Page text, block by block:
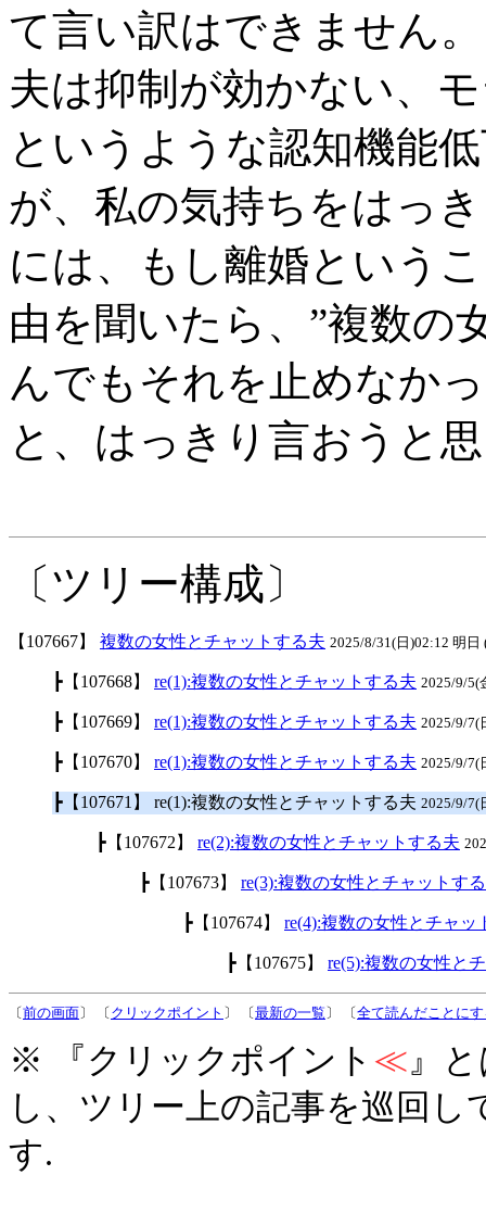
て言い訳はできません。
夫は抑制が効かない、
というような認知機能
が、私の気持ちをはっ
には、もし離婚という
由を聞いたら、”複数の
んでもそれを止めなか
と、はっきり言おうと
〔ツリー構成〕
【107667】 複数の女性とチャットする夫 2025/8/31(日)02:12 明日
┣【107668】 re(1):複数の女性とチャットする夫 2025/9/5(
┣【107669】 re(1):複数の女性とチャットする夫 2025/9/7(
┣【107670】 re(1):複数の女性とチャットする夫 2025/9/7(
┣【107671】 re(1):複数の女性とチャットする夫 2025/9/7(
┣【107672】 re(2):複数の女性とチャットする夫
┣【107673】 re(3):複数の女性とチャットす
┣【107674】 re(4):複数の女性とチャッ
┣【107675】 re(5):複数の女性と
〔前の画面〕 〔 クリックポイント 〕 〔最新の一覧 〕 〔全て読んだことに
※ 『クリックポイント ≪』
し、ツリー上の記事を巡回
す.